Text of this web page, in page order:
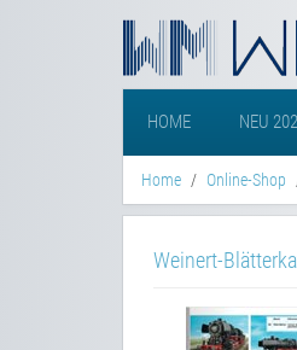
HOME NEU
Home Online-Shop
Weinert-